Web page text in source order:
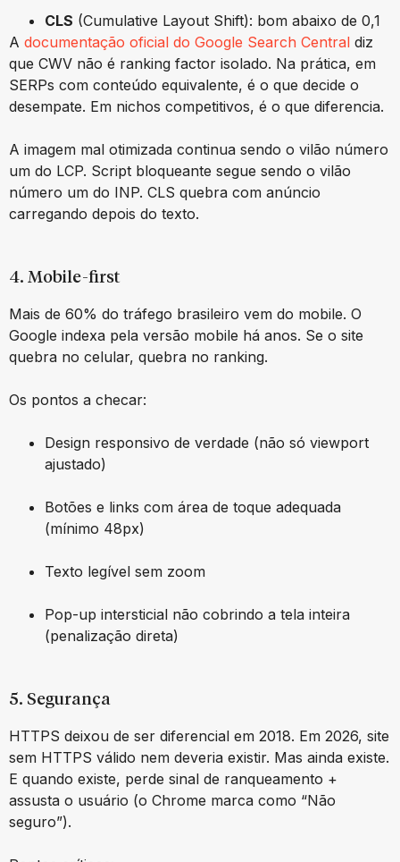
CLS (Cumulative Layout Shift): bom abaixo de 0,1
A documentação oficial do Google Search Central diz
que CWV não é ranking factor isolado. Na prática, em
SERPs com conteúdo equivalente, é o que decide o
desempate. Em nichos competitivos, é o que diferencia.
A imagem mal otimizada continua sendo o vilão número
um do LCP. Script bloqueante segue sendo o vilão
número um do INP. CLS quebra com anúncio
carregando depois do texto.
4. Mobile-first
Mais de 60% do tráfego brasileiro vem do mobile. O
Google indexa pela versão mobile há anos. Se o site
quebra no celular, quebra no ranking.
Os pontos a checar:
Design responsivo de verdade (não só viewport
ajustado)
Botões e links com área de toque adequada
(mínimo 48px)
Texto legível sem zoom
Pop-up intersticial não cobrindo a tela inteira
(penalização direta)
5. Segurança
HTTPS deixou de ser diferencial em 2018. Em 2026, site
sem HTTPS válido nem deveria existir. Mas ainda existe.
E quando existe, perde sinal de ranqueamento +
assusta o usuário (o Chrome marca como “Não
seguro”).